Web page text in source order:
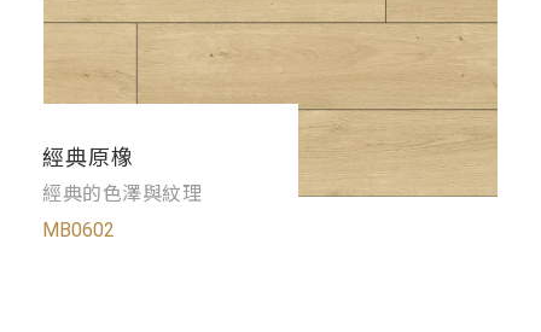
經典原橡
經典的色澤與紋理
MB0602